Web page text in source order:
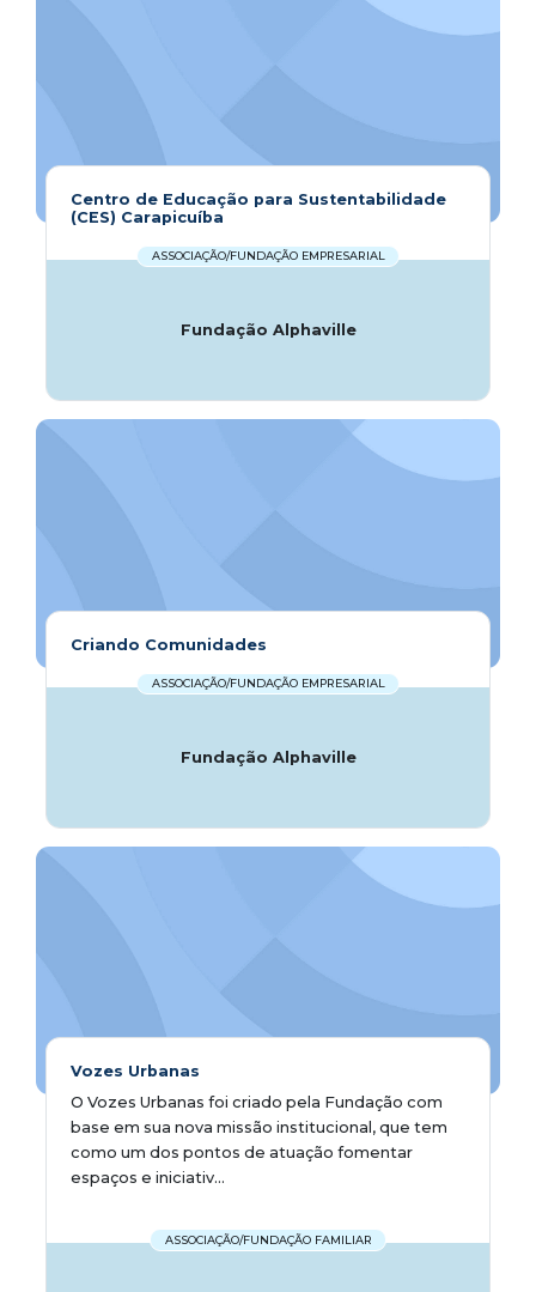
Centro de Educação para Sustentabilidade
(CES) Carapicuíba
ASSOCIAÇÃO/FUNDAÇÃO EMPRESARIAL
Fundação Alphaville
Criando Comunidades
ASSOCIAÇÃO/FUNDAÇÃO EMPRESARIAL
Fundação Alphaville
Vozes Urbanas
O Vozes Urbanas foi criado pela Fundação com
base em sua nova missão institucional, que tem
como um dos pontos de atuação fomentar
espaços e iniciativ...
ASSOCIAÇÃO/FUNDAÇÃO FAMILIAR